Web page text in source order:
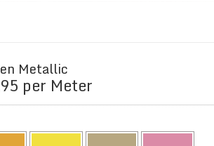
Metallic
per Meter